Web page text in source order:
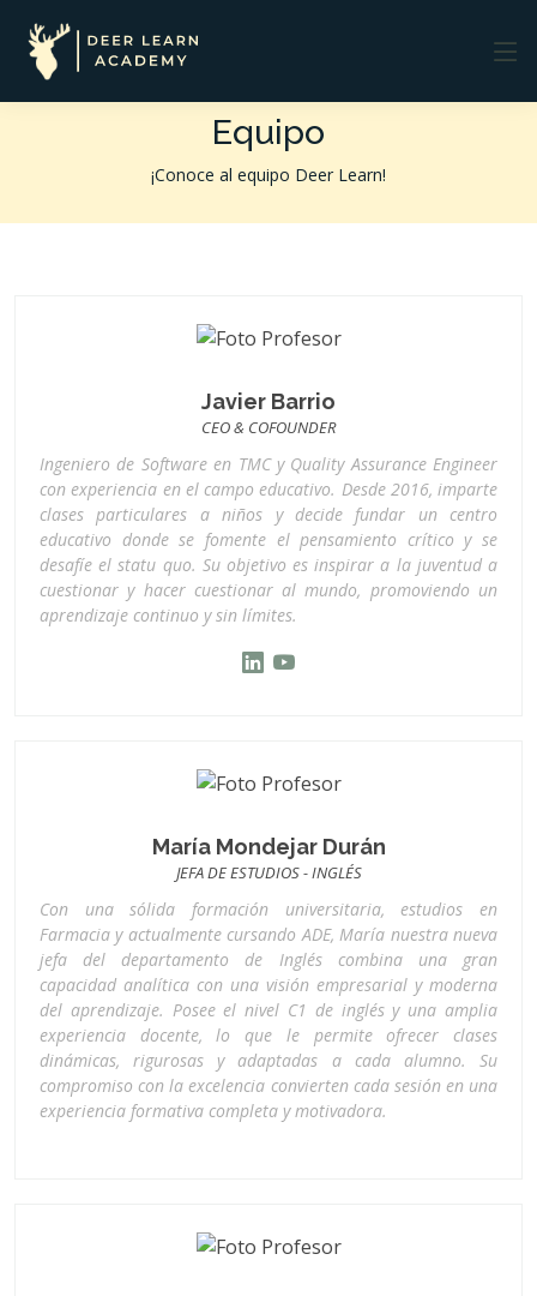
Equipo
¡Conoce al equipo Deer Learn!
Javier Barrio
CEO & COFOUNDER
Ingeniero de Software en TMC y Quality Assurance Engineer
con experiencia en el campo educativo. Desde 2016, imparte
clases particulares a niños y decide fundar un centro
educativo donde se fomente el pensamiento crítico y se
desafíe el statu quo. Su objetivo es inspirar a la juventud a
cuestionar y hacer cuestionar al mundo, promoviendo un
aprendizaje continuo y sin límites.
María Mondejar Durán
JEFA DE ESTUDIOS - INGLÉS
Con una sólida formación universitaria, estudios en
Farmacia y actualmente cursando ADE, María nuestra nueva
jefa del departamento de Inglés combina una gran
capacidad analítica con una visión empresarial y moderna
del aprendizaje. Posee el nivel C1 de inglés y una amplia
experiencia docente, lo que le permite ofrecer clases
dinámicas, rigurosas y adaptadas a cada alumno. Su
compromiso con la excelencia convierten cada sesión en una
experiencia formativa completa y motivadora.